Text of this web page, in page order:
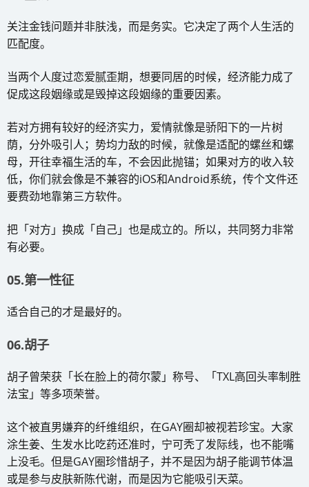
关注金钱问题并非肤浅，而是务实。它决定了两个人生活的
匹配度。
当两个人度过恋爱腻歪期，想要同居的时候，经济能力成了
促成这段姻缘或是毁掉这段姻缘的重要因素。
若对方拥有较好的经济实力，爱情就像是骄阳下的一片树
荫，分外吸引人；势均力敌的时候，就像是适配的螺丝和螺
母，开往幸福生活的车，不会因此抛锚；如果对方的收入较
低，你们就会像是不兼容的iOS和Android系统，传个文件还
要费劲地靠第三方软件。
把「对方」换成「自己」也是成立的。所以，共同努力非常
有必要。
05.第一性征
适合自己的才是最好的。
06.胡子
胡子曾荣获「长在脸上的荷尔蒙」称号、「TXL高回头率制胜
法宝」等多项荣誉。
这个被直男嫌弃的纤维组织，在GAY圈却被视若珍宝。大家
涂生姜、生发水比吃药还准时，宁可秃了发际线，也不能嘴
上没毛。但是GAY圈珍惜胡子，并不是因为胡子能调节体温
或是参与皮肤新陈代谢，而是因为它能吸引天菜。